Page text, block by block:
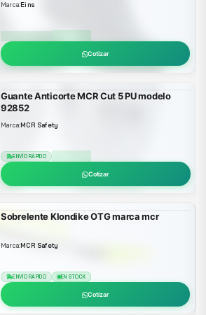
Marca:Eins
Cotizar
Guante Anticorte MCR Cut 5 PU modelo
92852
Marca:MCR Safety
ENVÍO RÁPIDO
Cotizar
Sobrelente Klondike OTG marca mcr
Marca:MCR Safety
ENVÍO RÁPIDO EN STOCK
Cotizar